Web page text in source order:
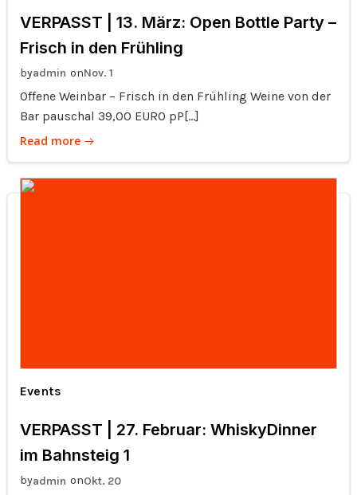
VERPASST | 13. März: Open Bottle Party –
Frisch in den Frühling
byadmin onNov. 1
Offene Weinbar – Frisch in den Frühling Weine von der
Bar pauschal 39,00 EURO pP[…]
Read more
Events
VERPASST | 27. Februar: WhiskyDinner
im Bahnsteig 1
byadmin onOkt. 20